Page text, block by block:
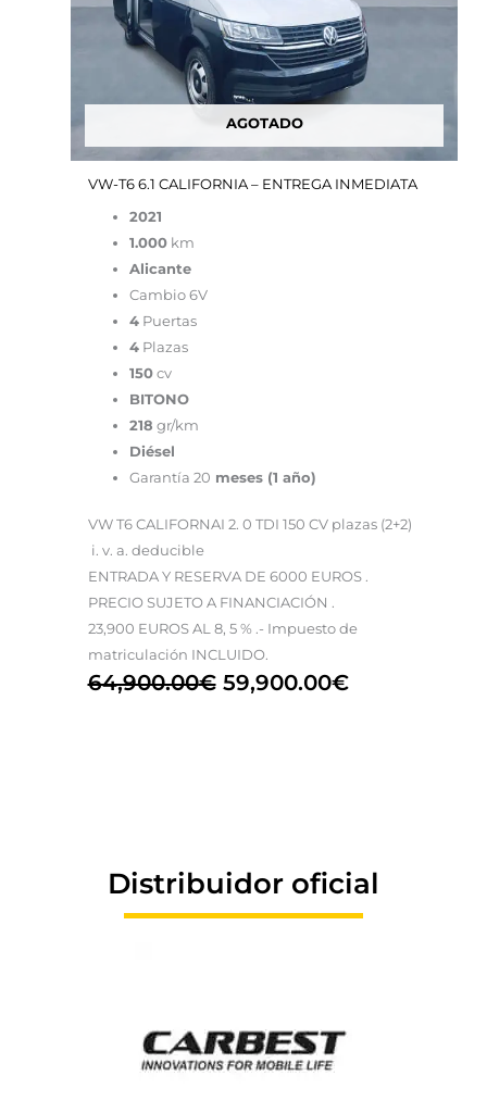
AGOTADO
VW-T6 6.1 CALIFORNIA – ENTREGA INMEDIATA
2021
1.000km
Alicante
Cambio 6V
4Puertas
4Plazas
150cv
BITONO
218 gr/km
Diésel
Garantía 20 meses (1 año)
VW T6 CALIFORNAI 2. 0 TDI 150 CV plazas (2+2)
i. v. a. deducible
ENTRADA Y RESERVA DE 6000 EUROS .
PRECIO SUJETO A FINANCIACIÓN .
23,900 EUROS AL 8, 5 % .- Impuesto de
matriculación INCLUIDO.
64,900.00€ 59,900.00€
Distribuidor oficial